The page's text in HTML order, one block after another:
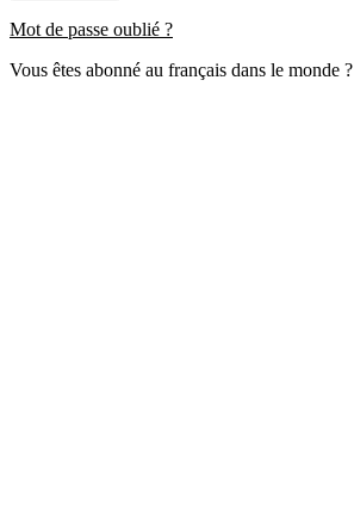
Mot de passe oublié ?
Vous êtes abonné au français dans le monde ?